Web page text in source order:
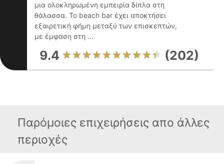
μια ολοκληρωμένη εμπειρία δίπλα στη
θάλασσα. Το beach bar έχει αποκτήσει
εξαιρετική φήμη μεταξύ των επισκεπτών,
με έμφαση στη ...
9.4 (202)
Παρόμοιες επιχειρήσεις απο άλλες
περιοχές